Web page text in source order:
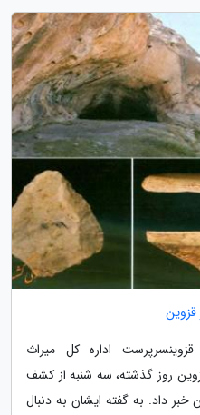
قزوین
اداره کل میراث
روز گذشته، سه شنبه از کشف
خبر داد. به گفته ایشان به دنبال